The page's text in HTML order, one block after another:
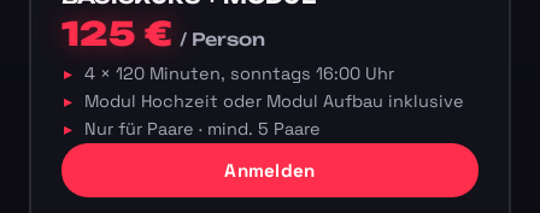
125 €/ Person
4 × 120 Minuten, sonntags 16:00 Uhr
Modul Hochzeit oder Modul Aufbau inklusive
Nur für Paare · mind. 5 Paare
Anmelden